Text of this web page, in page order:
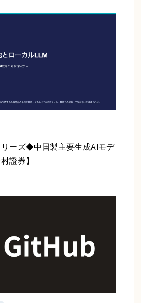
ーズ◆中国製主要生成AIモデ
證券】